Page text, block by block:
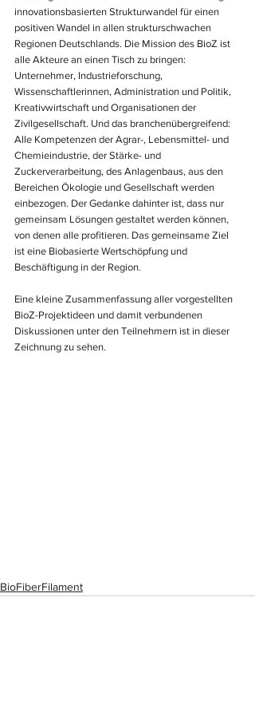
innovationsbasierten Strukturwandel für einen
positiven Wandel in allen strukturschwachen
Regionen Deutschlands. Die Mission des BioZ ist
alle Akteure an einen Tisch zu bringen:
Unternehmer, Industrieforschung,
Wissenschaftlerinnen, Administration und Politik,
Kreativwirtschaft und Organisationen der
Zivilgesellschaft. Und das branchenübergreifend:
Alle Kompetenzen der Agrar-, Lebensmittel- und
Chemieindustrie, der Stärke- und
Zuckerverarbeitung, des Anlagenbaus, aus den
Bereichen Ökologie und Gesellschaft werden
einbezogen. Der Gedanke dahinter ist, dass nur
gemeinsam Lösungen gestaltet werden können,
von denen alle profitieren. Das gemeinsame Ziel
ist eine Biobasierte Wertschöpfung und
Beschäftigung in der Region.
Eine kleine Zusammenfassung aller vorgestellten
BioZ-Projektideen und damit verbundenen
Diskussionen unter den Teilnehmern ist in dieser
Zeichnung zu sehen.
BioFiberFilament